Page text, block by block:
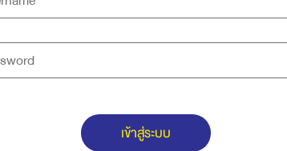
เข้าสู่ระบบ